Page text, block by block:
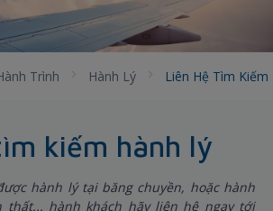
Trình Hành Lý Liên Hệ Tìm
kiếm hành lý
hành lý tại băng chuyền, hoặc hành
hành khách hãy liên hệ ngay tới